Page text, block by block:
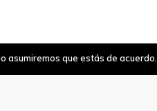
asumiremos que estás de acuerdo.